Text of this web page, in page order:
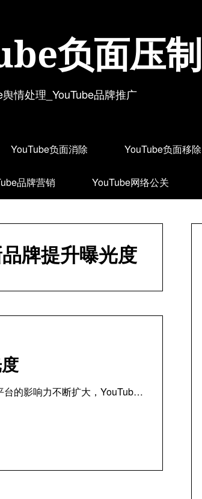
负面压制
舆情处理_YouTube品牌推广
YouTube负面消除 YouTube负面移除
品牌营销 YouTube网络公关
牌提升曝光度
台的影响力不断扩大，YouTub…